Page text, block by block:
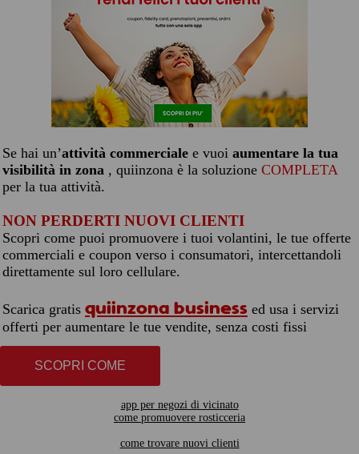
Se hai un’attività commerciale e vuoi aumentare la tua
visibilità in zona , quiinzona è la soluzione COMPLETA
per la tua attività.
NON PERDERTI NUOVI CLIENTI
Scopri come puoi promuovere i tuoi volantini, le tue offerte
commerciali e coupon verso i consumatori, intercettandoli
direttamente sul loro cellulare.
Scarica gratis quiinzona business ed usa i servizi
offerti per aumentare le tue vendite, senza costi fissi
SCOPRI COME
app per negozi di vicinato
come promuovere rosticceria
come trovare nuovi clienti